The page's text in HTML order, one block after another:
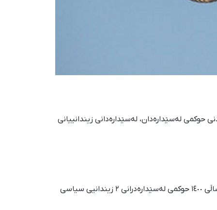
حوکمی لەسێدارەدان، لەسێدارەدانی زیندانییانی
جێبەجێکردنی حوکمی لەسێدارەدانی زیندانییانی سیاسی لە سەرتاسەری ئێراندا ٥ هێندە بەرز بووەتەوە. لەحاڵێکدا کە لە ساڵی ١٤٠٠ حوکمی لەسێدارەدرانی ٢ زیندانیی سیاسی